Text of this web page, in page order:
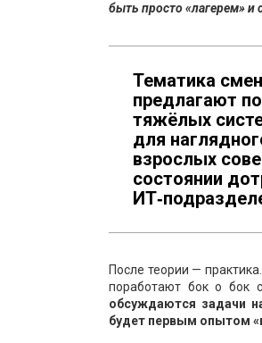
быть просто «лагерем»
Тематика
предлагают
тяжёлых
для
взрослых
состоянии
После теории —
поработают бок о бок
обсуждаются задачи
будет первым опытом